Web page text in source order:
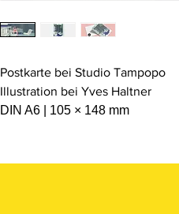
Postkarte bei Studio Tampopo
Illustration bei Yves Haltner
DIN A6 | 105 × 148 mm